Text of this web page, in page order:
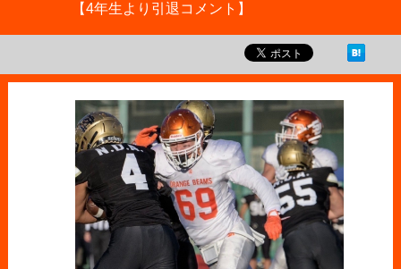
【4年生より引退コメント】